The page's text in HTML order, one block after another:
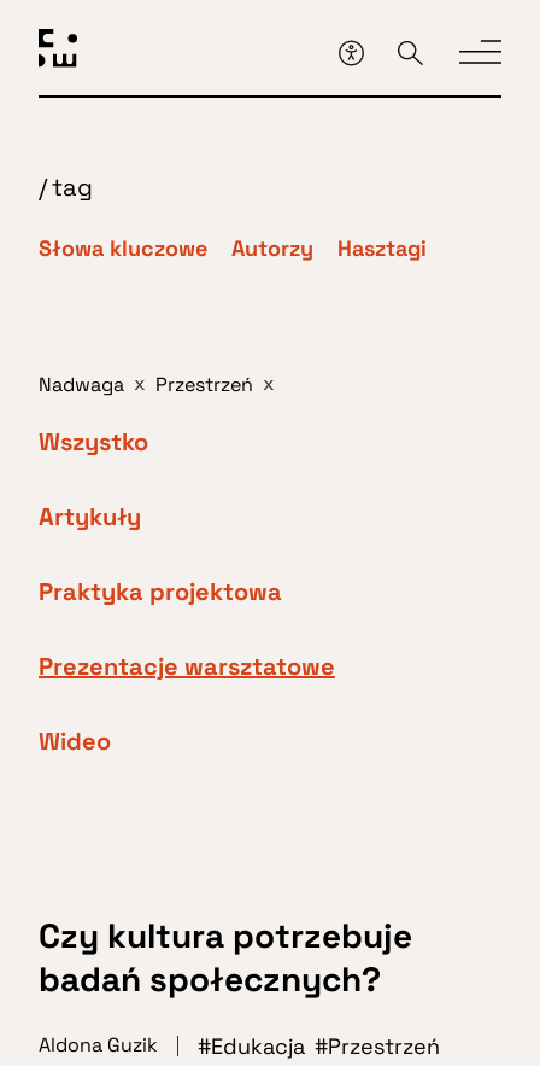
głównej
treści
/tag
Słowa kluczowe Autorzy Hasztagi
Nadwaga x Przestrzeń x
Wszystko
Artykuły
Praktyka projektowa
Prezentacje warsztatowe
Wideo
Czy kultura potrzebuje
badań społecznych?
Aldona Guzik Edukacja Przestrzeń